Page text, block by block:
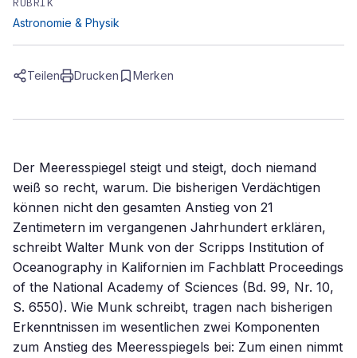
RUBRIK
Astronomie & Physik
Teilen Drucken Merken
Der Meeresspiegel steigt und steigt, doch niemand
weiß so recht, warum. Die bisherigen Verdächtigen
können nicht den gesamten Anstieg von 21
Zentimetern im vergangenen Jahrhundert erklären,
schreibt Walter Munk von der Scripps Institution of
Oceanography in Kalifornien im Fachblatt Proceedings
of the National Academy of Sciences (Bd. 99, Nr. 10,
S. 6550). Wie Munk schreibt, tragen nach bisherigen
Erkenntnissen im wesentlichen zwei Komponenten
zum Anstieg des Meeresspiegels bei: Zum einen nimmt